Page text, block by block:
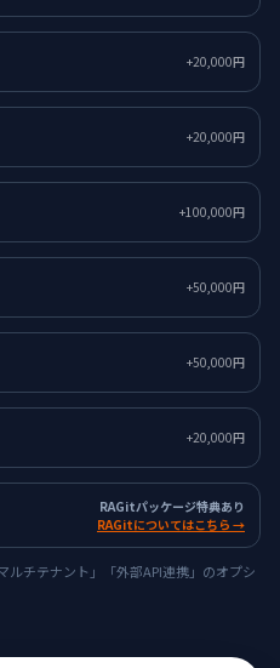
+20,000円
+20,000円
+100,000円
+50,000円
+50,000円
+20,000円
RAGitパッケージ特典あり
RAGitについてはこちら →
チテナント」「外部API連携」のオプシ